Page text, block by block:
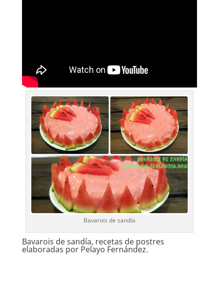
Bavarois de sandía
Bavarois de sandía, recetas de postres
elaboradas por Pelayo Fernández.